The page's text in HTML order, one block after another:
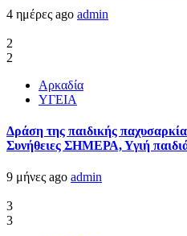
4 ημέρες ago admin
2
2
Αρκαδία
ΥΓΕΙΑ
Δράση της παιδικής
Συνήθειες ΣΗΜΕΡΑ, Υγιή
9 μήνες ago admin
3
3